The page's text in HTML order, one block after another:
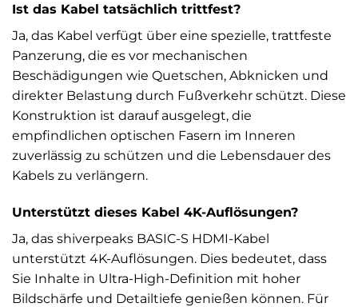
Ist das Kabel tatsächlich trittfest?
Ja, das Kabel verfügt über eine spezielle, trattfeste
Panzerung, die es vor mechanischen
Beschädigungen wie Quetschen, Abknicken und
direkter Belastung durch Fußverkehr schützt. Diese
Konstruktion ist darauf ausgelegt, die
empfindlichen optischen Fasern im Inneren
zuverlässig zu schützen und die Lebensdauer des
Kabels zu verlängern.
Unterstützt dieses Kabel 4K-Auflösungen?
Ja, das shiverpeaks BASIC-S HDMI-Kabel
unterstützt 4K-Auflösungen. Dies bedeutet, dass
Sie Inhalte in Ultra-High-Definition mit hoher
Bildschärfe und Detailtiefe genießen können. Für